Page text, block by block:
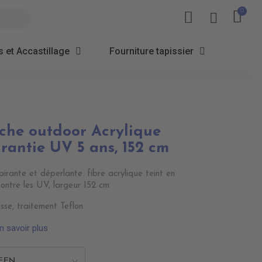
et Accastillage Fourniture tapissier
outdoor Acrylique
UV 5 ans, 152 cm
et déperlante. fibre acrylique teint en
les UV, largeur 152 cm
traitement Teflon
savoir plus